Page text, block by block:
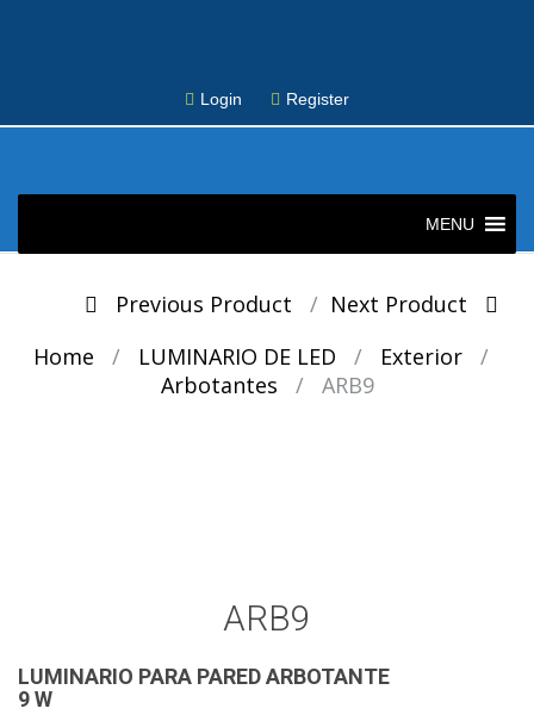
Login Register
Skip
MENU
PostPrevious Product
Next Product
Home
/ LUMINARIO DE LED / Exterior
/
Arbotantes
/ ARB9
ARB9
LUMINARIO PARA PARED ARBOTANTE
9 W